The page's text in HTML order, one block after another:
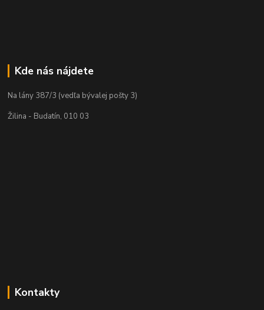
Kde nás nájdete
Na lány 387/3 (vedľa bývalej pošty 3)
Žilina - Budatín, 010 03
Kontakty